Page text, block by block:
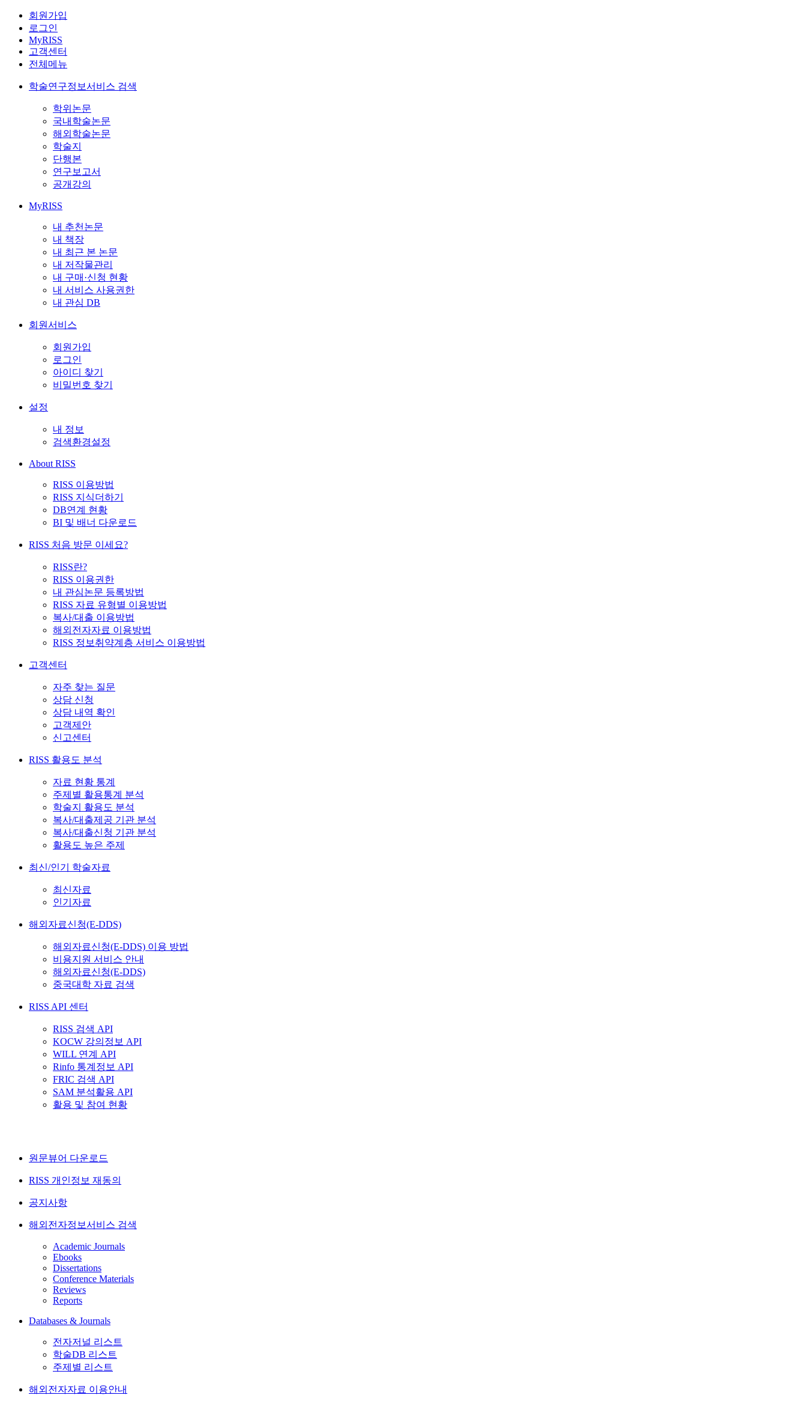
회원가입
로그인
MyRISS
고객센터
전체메뉴
학술연구정보서비스 검색
학위논문
국내학술논문
해외학술논문
학술지
단행본
연구보고서
공개강의
MyRISS
내 추천논문
내 책장
내 최근 본 논문
내 저작물관리
내 구매·신청 현황
내 서비스 사용권한
내 관심 DB
회원서비스
회원가입
로그인
아이디 찾기
비밀번호 찾기
설정
내 정보
검색환경설정
About RISS
RISS 이용방법
RISS 지식더하기
DB연계 현황
BI 및 배너 다운로드
RISS 처음 방문 이세요?
RISS란?
RISS 이용권한
내 관심논문 등록방법
RISS 자료 유형별 이용방법
복사/대출 이용방법
해외전자자료 이용방법
RISS 정보취약계층 서비스 이용방법
고객센터
자주 찾는 질문
상담 신청
상담 내역 확인
고객제안
신고센터
RISS 활용도 분석
자료 현황 통계
주제별 활용통계 분석
학술지 활용도 분석
복사/대출제공 기관 분석
복사/대출신청 기관 분석
활용도 높은 주제
최신/인기 학술자료
최신자료
인기자료
해외자료신청(E-DDS)
해외자료신청(E-DDS) 이용 방법
비용지원 서비스 안내
해외자료신청(E-DDS)
중국대학 자료 검색
RISS API 센터
RISS 검색 API
KOCW 강의정보 API
WILL 연계 API
Rinfo 통계정보 API
FRIC 검색 API
SAM 분석활용 API
활용 및 참여 현황
원문뷰어 다운로드
RISS 개인정보 재동의
공지사항
해외전자정보서비스 검색
Academic Journals
Ebooks
Dissertations
Conference Materials
Reviews
Reports
Databases & Journals
전자저널 리스트
학술DB 리스트
주제별 리스트
해외전자자료 이용안내